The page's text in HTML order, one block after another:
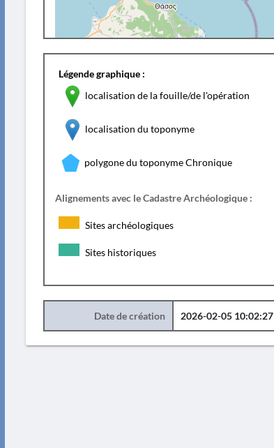
Légende graphique :
localisation de la fouille/de l'opération
localisation du toponyme
polygone du toponyme Chronique
Alignements avec le Cadastre Archéologique :
Sites archéologiques
Sites historiques
Date de création 2026-02-05 10:02:27